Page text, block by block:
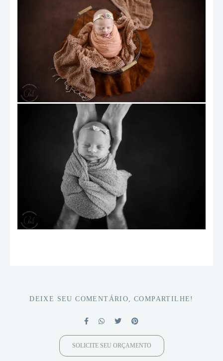
DEIXE SEU COMENTÁRIO, COMPARTILHE!
SOLICITE SEU ORÇAMENTO